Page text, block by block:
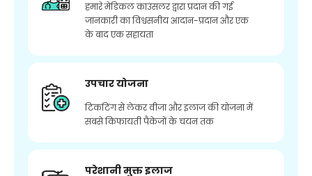
हमारे मेडिकल काउंसलर द्वारा प्रदान की गई
जानकारी का विश्वसनीय आदान-प्रदान और एक
के बाद एक सहायता
उपचार योजना
टिकटिंग से लेकर वीजा और इलाज की योजना में
सबसे किफायती पैकेजों के चयन तक
परेशानी मुक्त इलाज